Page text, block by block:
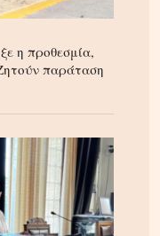
η προθεσμία,
παράταση